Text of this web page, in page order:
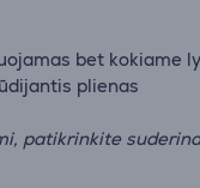
bet kokiame
plienas
patikrinkite